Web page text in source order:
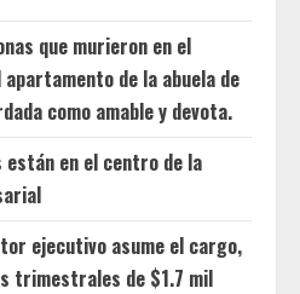
que murieron en el
de la abuela de
como amable y devota.
en el centro de la
ejecutivo asume el cargo,
trimestrales de $1.7 mil